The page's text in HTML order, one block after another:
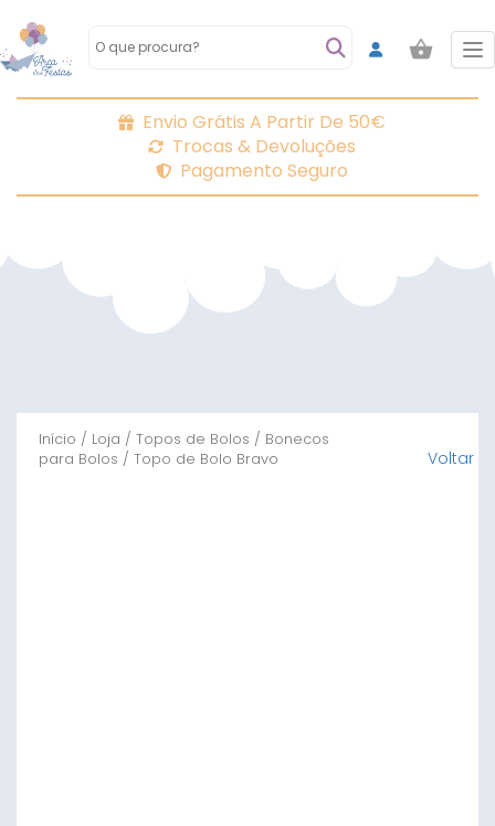
Envio Grátis A Partir De 50€
Trocas & Devoluções
Pagamento Seguro
Início / Loja / Topos de Bolos / Bonecos
para Bolos / Topo de Bolo Bravo Voltar